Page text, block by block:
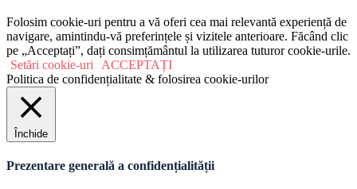
Folosim cookie-uri pentru a vă oferi cea mai relevantă experiență de
navigare, amintindu-vă preferințele și vizitele anterioare. Făcând clic
pe „Acceptați”, dați consimțământul la utilizarea tuturor cookie-urile.
Setări cookie-uri
ACCEPTAȚI
Politica de confidențialitate & folosirea cookie-urilor
Închide
Prezentare generală a confidențialității